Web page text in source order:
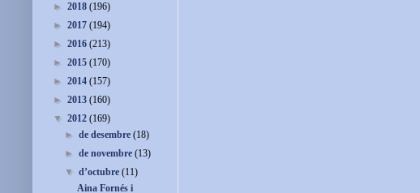
► 2018 (196)
► 2017 (194)
► 2016 (213)
► 2015 (170)
► 2014 (157)
► 2013 (160)
▼ 2012 (169)
►de desembre(18)
►de novembre(13)
▼d’octubre(11)
Aina Fornés i